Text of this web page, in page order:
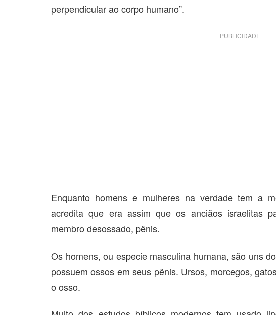
perpendicular ao corpo humano”.
PUBLICIDADE
Enquanto homens e mulheres na verdade tem a
acredita que era assim que os anciãos israelitas
membro desossado, pênis.
Os homens, ou especie masculina humana, são uns
possuem ossos em seus pênis. Ursos, morcegos,
o osso.